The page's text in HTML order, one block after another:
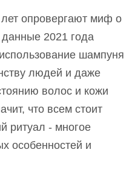
опровергают миф о
данные 2021 года
шампуня
людей и даже
волос и кожи
что всем стоит
ритуал - многое
особенностей и